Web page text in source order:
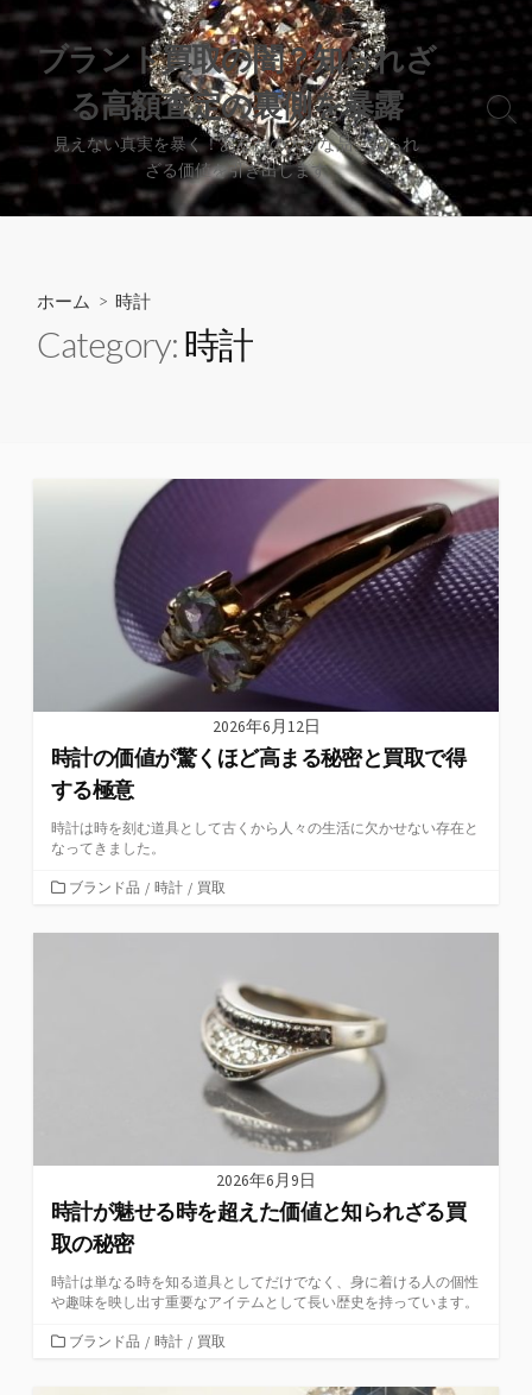
コ
ン
ツ
へ
ス
キ
ブランド買取の闇？知られざ
る高額査定の裏側を暴露
見えない真実を暴く！あなたの大切な品、知られ
ざる価値を引き出します
検
切
り
替
ホーム > 時計
Category:時計
2026年6月12日
時計の価値が驚くほど高まる秘密と買取で得
する極意
時計は時を刻む道具として古くから人々の生活に欠かせない存在と
なってきました。
カ
ゴ
ブランド品 / 時計 / 買取
2026年6月9日
時計が魅せる時を超えた価値と知られざる買
取の秘密
時計は単なる時を知る道具としてだけでなく、身に着ける人の個性
や趣味を映し出す重要なアイテムとして長い歴史を持っています。
カ
ゴ
ブランド品 / 時計 / 買取